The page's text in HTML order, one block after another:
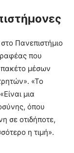
Πανεπιστήμιο
που
μέσων
«Το
μια
όπου
σε οτιδήποτε,
η τιμή».